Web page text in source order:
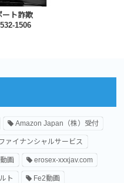
ート詐欺
1506
Amazon Japan（株）受付
ァイナンシャルサービス
画 erosex-xxxjav.com
ト Fe2動画